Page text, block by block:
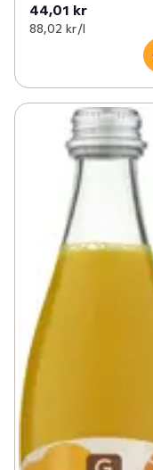
44,01 kr
88,02 kr /l